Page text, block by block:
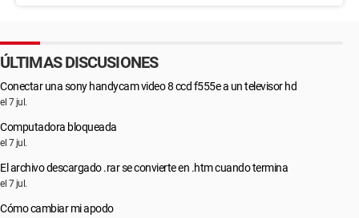
ÚLTIMAS DISCUSIONES
Conectar una sony handycam video 8 ccd f555e a un televisor hd
el 7 jul.
Computadora bloqueada
el 7 jul.
El archivo descargado .rar se convierte en .htm cuando termina
el 7 jul.
Cómo cambiar mi apodo